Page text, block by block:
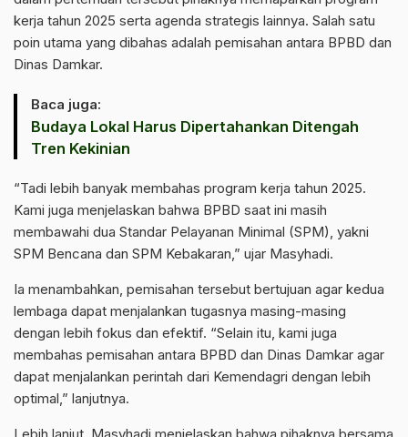
kerja tahun 2025 serta agenda strategis lainnya. Salah satu
poin utama yang dibahas adalah pemisahan antara BPBD dan
Dinas Damkar.
Baca juga:
Budaya Lokal Harus Dipertahankan Ditengah
Tren Kekinian
“Tadi lebih banyak membahas program kerja tahun 2025.
Kami juga menjelaskan bahwa BPBD saat ini masih
membawahi dua Standar Pelayanan Minimal (SPM), yakni
SPM Bencana dan SPM Kebakaran,” ujar Masyhadi.
Ia menambahkan, pemisahan tersebut bertujuan agar kedua
lembaga dapat menjalankan tugasnya masing-masing
dengan lebih fokus dan efektif. “Selain itu, kami juga
membahas pemisahan antara BPBD dan Dinas Damkar agar
dapat menjalankan perintah dari Kemendagri dengan lebih
optimal,” lanjutnya.